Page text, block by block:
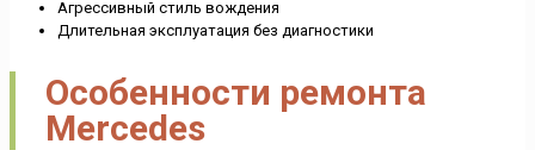
Агрессивный стиль вождения
Длительная эксплуатация без диагностики
Особенности ремонта
Mercedes